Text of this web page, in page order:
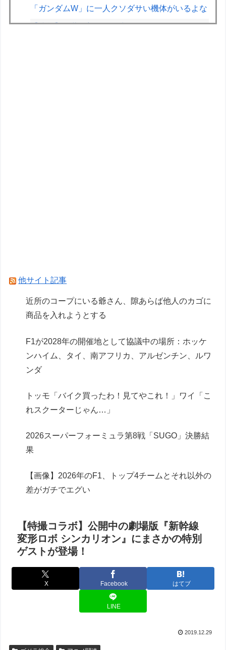
「ガンダムW」に一人クソダサい機体がいるよな
【速報】佐藤二朗さん、突然ツイートｗｗｗｗｗ
よな
Powered by livedoor 相互RSS
他サイト記事
近所のコープにいる爺さん、隙あらば他人のカゴに
商品を入れようとする
F1が2028年の開催地として協議中の場所：ホッケ
ンハイム、タイ、南アフリカ、アルゼンチン、ルワ
ンダ
トッモ「バイク買ったわ！見てやこれ！」ワイ「こ
れスクーターじゃん…」
2026スーパーフォーミュラ第8戦「SUGO」決勝結
果
【画像】2026年のF1、トップ4チームとそれ以外の
差がガチでエグい
【特撮コラボ】公開中の劇場版『新幹線
変形ロボ シンカリオン』にまさかの特別
ゲストが登場！
X Facebook はてブ
LINE
2019.12.29